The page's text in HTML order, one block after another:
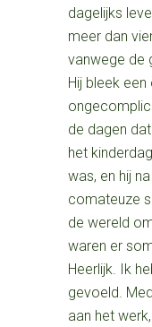
dagelijks
meer dan
vanwege de
Hij bleek
de dagen
het
was, en hij
comateuze
de wereld
waren er
Heerlijk. Ik
gevoeld.
aan het